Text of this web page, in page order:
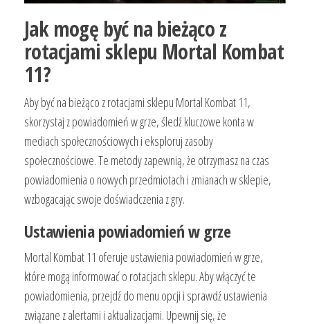
Jak mogę być na bieżąco z
rotacjami sklepu Mortal Kombat
11?
Aby być na bieżąco z rotacjami sklepu Mortal Kombat 11,
skorzystaj z powiadomień w grze, śledź kluczowe konta w
mediach społecznościowych i eksploruj zasoby
społecznościowe. Te metody zapewnią, że otrzymasz na czas
powiadomienia o nowych przedmiotach i zmianach w sklepie,
wzbogacając swoje doświadczenia z gry.
Ustawienia powiadomień w grze
Mortal Kombat 11 oferuje ustawienia powiadomień w grze,
które mogą informować o rotacjach sklepu. Aby włączyć te
powiadomienia, przejdź do menu opcji i sprawdź ustawienia
związane z alertami i aktualizacjami. Upewnij się, że